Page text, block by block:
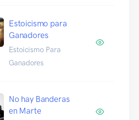
Estoicismo para
Ganadores
Estoicismo Para
Ganadores
No hay Banderas
en Marte